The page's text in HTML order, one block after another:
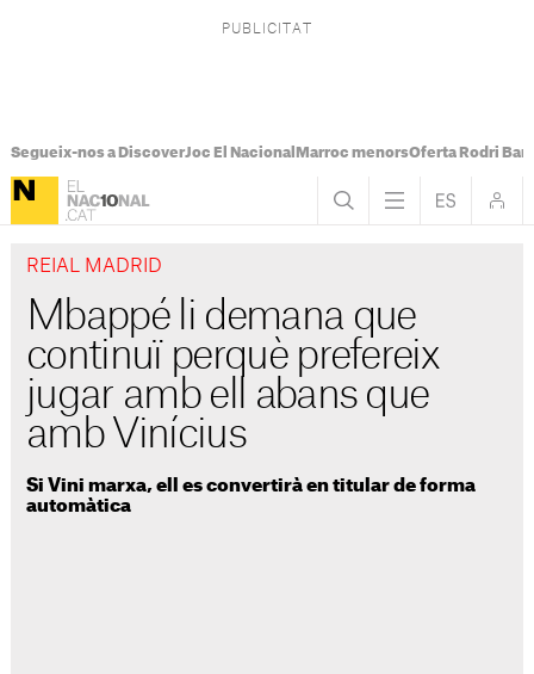
Segueix-nos a DiscoverJoc El Nacional Marroc menorsOferta Rodri
REIAL MADRID
Mbappé li demana que
continuï perquè prefereix
jugar amb ell abans que
amb Vinícius
Si Vini marxa, ell es convertirà en titular de forma
automàtica